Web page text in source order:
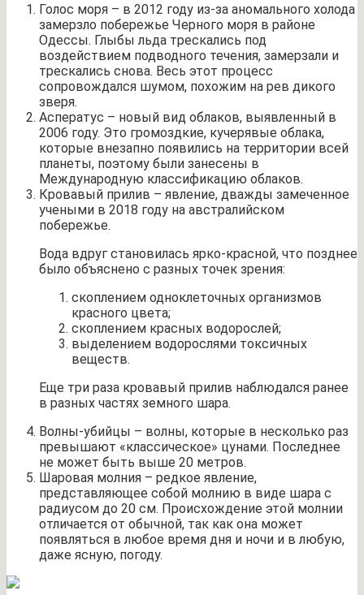
Голос моря – в 2012 году из-за аномального холода
замерзло побережье Черного моря в районе
Одессы. Глыбы льда трескались под
воздействием подводного течения, замерзали и
трескались снова. Весь этот процесс
сопровождался шумом, похожим на рев дикого
зверя.
Асператус – новый вид облаков, выявленный в
2006 году. Это громоздкие, кучерявые облака,
которые внезапно появились на территории всей
планеты, поэтому были занесены в
Международную классификацию облаков.
Кровавый прилив – явление, дважды замеченное
учеными в 2018 году на австралийском
побережье.
Вода вдруг становилась ярко-красной, что позднее
было объяснено с разных точек зрения:
скоплением одноклеточных организмов
красного цвета;
скоплением красных водорослей;
выделением водорослями токсичных
веществ.
Еще три раза кровавый прилив наблюдался ранее
в разных частях земного шара.
Волны-убийцы – волны, которые в несколько раз
превышают «классическое» цунами. Последнее
не может быть выше 20 метров.
Шаровая молния – редкое явление,
представляющее собой молнию в виде шара с
радиусом до 20 см. Происхождение этой молнии
отличается от обычной, так как она может
появляться в любое время дня и ночи и в любую,
даже ясную, погоду.